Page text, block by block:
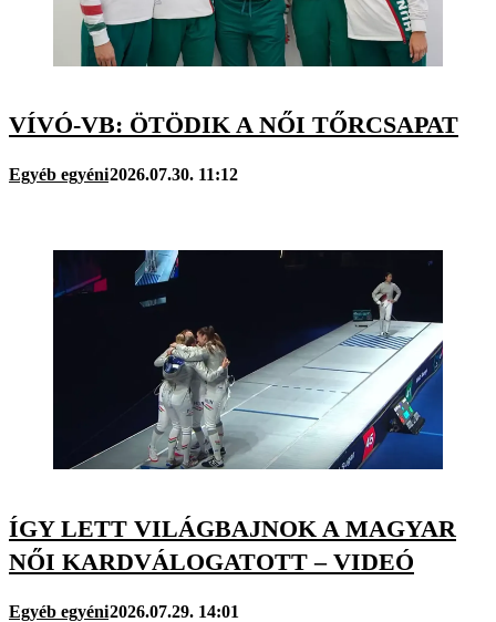
VÍVÓ-VB: ÖTÖDIK A NŐI TŐRCSAPAT
Egyéb egyéni2026.07.30. 11:12
ÍGY LETT VILÁGBAJNOK A MAGYAR
NŐI KARDVÁLOGATOTT – VIDEÓ
Egyéb egyéni2026.07.29. 14:01